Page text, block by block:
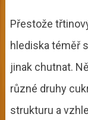
Přestože
hlediska téměř
jinak chutnat.
různé druhy
strukturu a